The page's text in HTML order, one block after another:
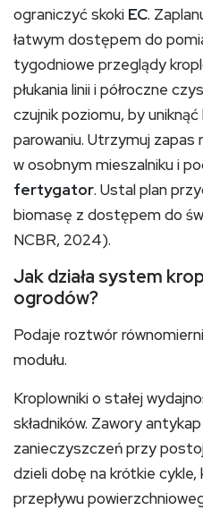
ograniczyć skoki EC.
łatwym dostępem do
tygodniowe przeglądy
płukania linii i półroczne
czujnik poziomu, by
parowaniu. Utrzymuj
w osobnym mieszalniku i
fertygator. Ustal plan
biomasę z dostępem do
NCBR, 2024).
Jak działa system
ogrodów?
Podaje roztwór
modułu.
Kroplowniki o stałej
składników. Zawory
zanieczyszczeń przy
dzieli dobę na krótkie
przepływu